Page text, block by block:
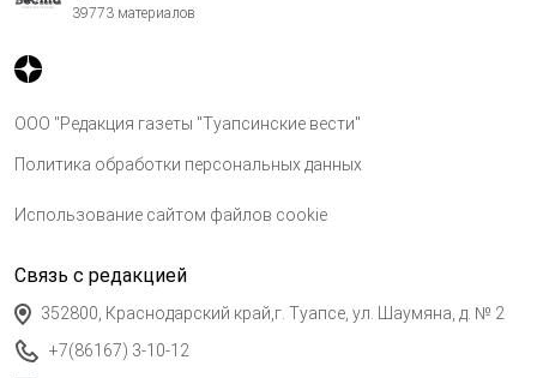
39773 материалов
ООО "Редакция газеты "Туапсинские вести"
Политика обработки персональных данных
Использование сайтом файлов cookie
Связь с редакцией
352800, Краснодарский край,г. Туапсе, ул. Шаумяна, д. № 2
+7(86167) 3-10-12